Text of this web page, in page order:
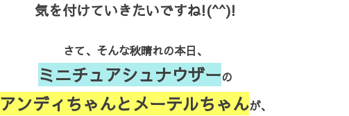
気を付けていきたいですね!(^^)!
さて、そんな秋晴れの本日、
ミニチュアシュナウザーの
アンディちゃんとメーテルちゃんが、